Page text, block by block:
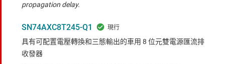
propagation delay.
SN74AXC8T245-Q1
具有可配置電壓轉換和三態輸出的車用 8 位元雙電源匯流排
收發器